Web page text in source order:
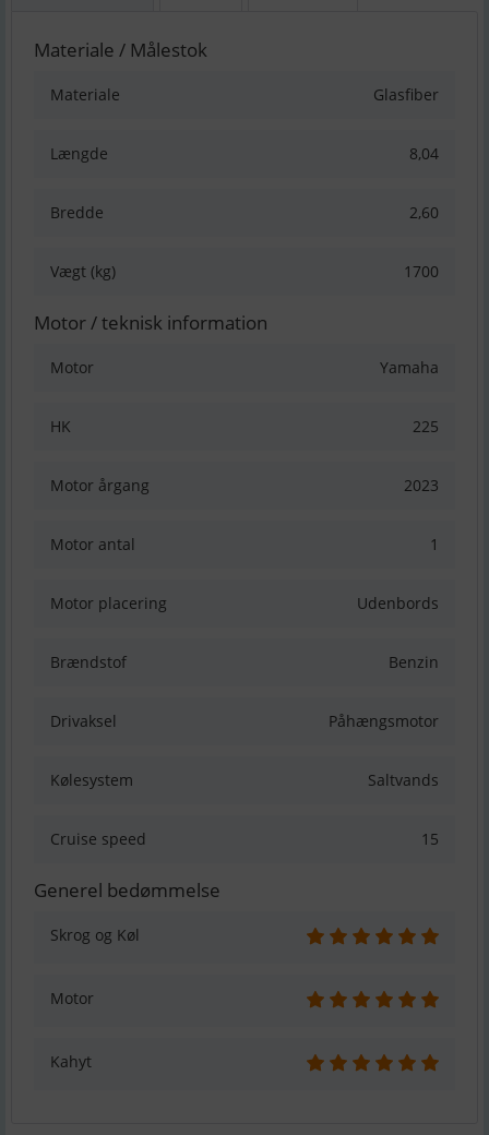
Materiale / Målestok
Materiale Glasfiber
Længde 8,04
Bredde 2,60
Vægt (kg) 1700
Motor / teknisk information
Motor Yamaha
HK 225
Motor årgang 2023
Motor antal 1
Motor placering Udenbords
Brændstof Benzin
Drivaksel Påhængsmotor
Kølesystem Saltvands
Cruise speed 15
Generel bedømmelse
Skrog og Køl
Motor
Kahyt